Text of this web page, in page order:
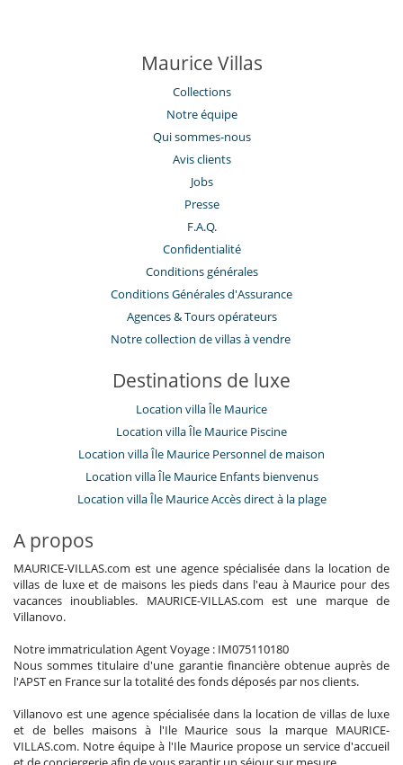
Maurice Villas
Collections
Notre équipe
Qui sommes-nous
Avis clients
Jobs
Presse
F.A.Q.
Confidentialité
Conditions générales
Conditions Générales d'Assurance
​Agences & Tours opérateurs
Notre collection de villas à vendre
Destinations de luxe
Location villa Île Maurice
Location villa Île Maurice Piscine
Location villa Île Maurice Personnel de maison
Location villa Île Maurice Enfants bienvenus
Location villa Île Maurice Accès direct à la plage
A propos
MAURICE-VILLAS.com est une agence spécialisée dans la location de
villas de luxe et de maisons les pieds dans l'eau à Maurice pour des
vacances inoubliables. MAURICE-VILLAS.com est une marque de
Villanovo.
Notre immatriculation Agent Voyage : IM075110180
Nous sommes titulaire d'une garantie financière obtenue auprès de
l'APST en France sur la totalité des fonds déposés par nos clients.
Villanovo est une agence spécialisée dans la location de villas de luxe
et de belles maisons à l'Ile Maurice sous la marque MAURICE-
VILLAS.com. Notre équipe à l'Ile Maurice propose un service d'accueil